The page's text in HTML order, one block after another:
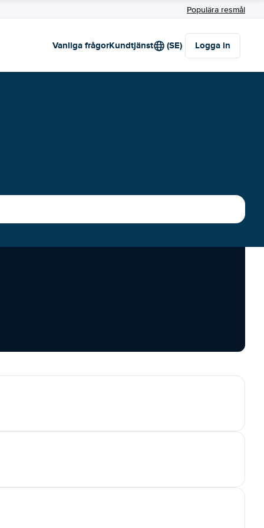
Populära resmål
Vanliga frågorKundtjänst (SE) Logga in